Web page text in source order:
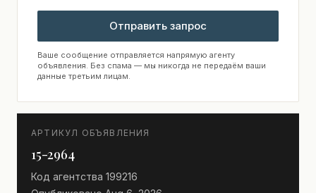
Отправить запрос
Ваше сообщение отправляется напрямую агенту
объявления. Без спама — мы никогда не передаём ваши
данные третьим лицам.
АРТИКУЛ ОБЪЯВЛЕНИЯ
15-2964
Код агентства 199216